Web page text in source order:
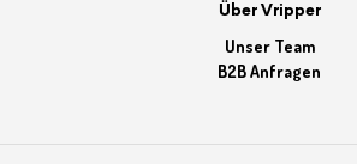
Über Vripper
Unser Team
B2B Anfragen